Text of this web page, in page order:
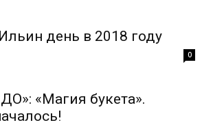
день в 2018 году
0
«Магия букета».